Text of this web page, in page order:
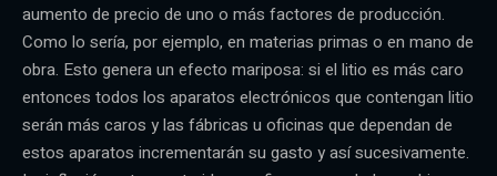
aumento de precio de uno o más factores de producción.
Como lo sería, por ejemplo, en materias primas o en mano de
obra. Esto genera un efecto mariposa: si el litio es más caro
entonces todos los aparatos electrónicos que contengan litio
serán más caros y las fábricas u oficinas que dependan de
estos aparatos incrementarán su gasto y así sucesivamente.